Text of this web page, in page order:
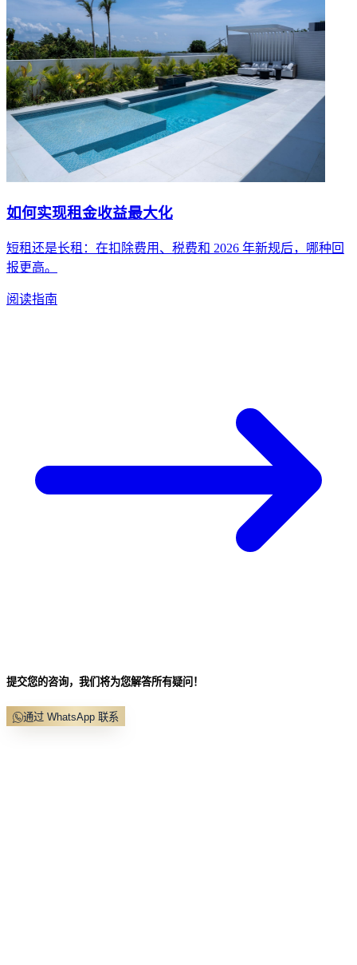
如何实现租金收益最大化
短租还是长租：在扣除费用、税费和 2026 年新规后，哪种回
报更高。
阅读指南
提交您的咨询，我们将为您解答所有疑问！
通过 WhatsApp 联系